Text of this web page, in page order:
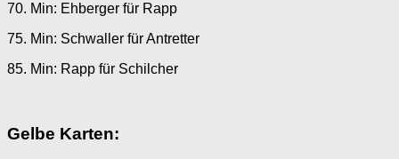
70. Min: Ehberger für Rapp
75. Min: Schwaller für Antretter
85. Min: Rapp für Schilcher
Gelbe Karten: